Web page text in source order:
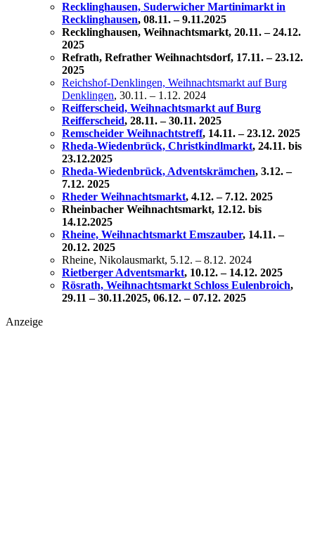
Recklinghausen, Suderwicher Martinimarkt in
Recklinghausen, 08.11. – 9.11.2025
Recklinghausen, Weihnachtsmarkt, 20.11. – 24.12.
2025
Refrath, Refrather Weihnachtsdorf, 17.11. – 23.12.
2025
Reichshof-Denklingen, Weihnachtsmarkt auf Burg
Denklingen, 30.11. – 1.12. 2024
Reifferscheid, Weihnachtsmarkt auf Burg
Reifferscheid, 28.11. – 30.11. 2025
Remscheider Weihnachtstreff, 14.11. – 23.12. 2025
Rheda-Wiedenbrück, Christkindlmarkt, 24.11. bis
23.12.2025
Rheda-Wiedenbrück, Adventskrämchen, 3.12. –
7.12. 2025
Rheder Weihnachtsmarkt, 4.12. – 7.12. 2025
Rheinbacher Weihnachtsmarkt, 12.12. bis
14.12.2025
Rheine, Weihnachtsmarkt Emszauber, 14.11. –
20.12. 2025
Rheine, Nikolausmarkt, 5.12. – 8.12. 2024
Rietberger Adventsmarkt, 10.12. – 14.12. 2025
Rösrath, Weihnachtsmarkt Schloss Eulenbroich,
29.11 – 30.11.2025, 06.12. – 07.12. 2025
Anzeige